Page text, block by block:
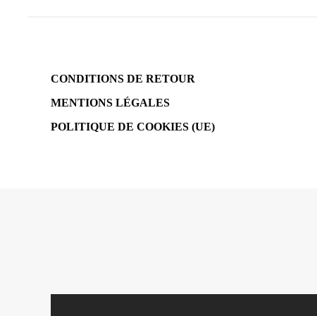
CONDITIONS DE RETOUR
MENTIONS LÉGALES
POLITIQUE DE COOKIES (UE)